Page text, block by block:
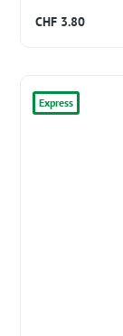
CHF 3.80
Express